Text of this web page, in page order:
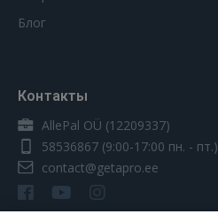
Блог
Контакты
AllePal OÜ (12209337)
58536867 (9:00-17:00 пн. - пт.)
contact@getapro.ee